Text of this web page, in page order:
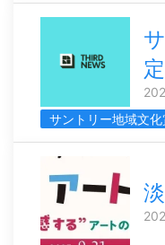
定
サントリー地域文化